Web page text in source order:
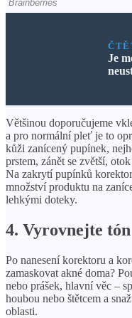
Je
Většinou doporučujeme
a pro normální pleť je to
kůži zanícený pupínek,
prstem, zánět se zvětší,
Na zakrytí pupínků
množství produktu na
lehkými doteky.
4. Vyrovnejte tón
Po nanesení korektoru a
zamaskovat akné doma?
nebo prášek, hlavní věc –
houbou nebo štětcem a
oblasti.